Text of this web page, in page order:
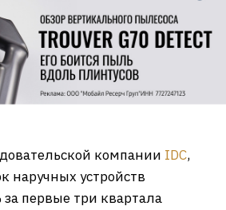
компании IDC,
наручных устройств
за первые три квартала